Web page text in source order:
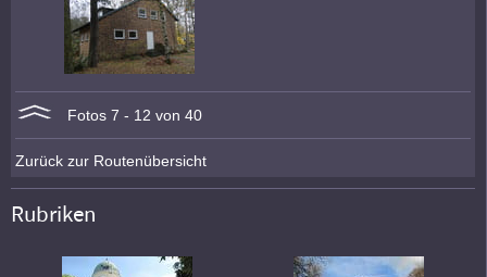
Fotos 7 - 12 von 40
Zurück zur Routenübersicht
Rubriken